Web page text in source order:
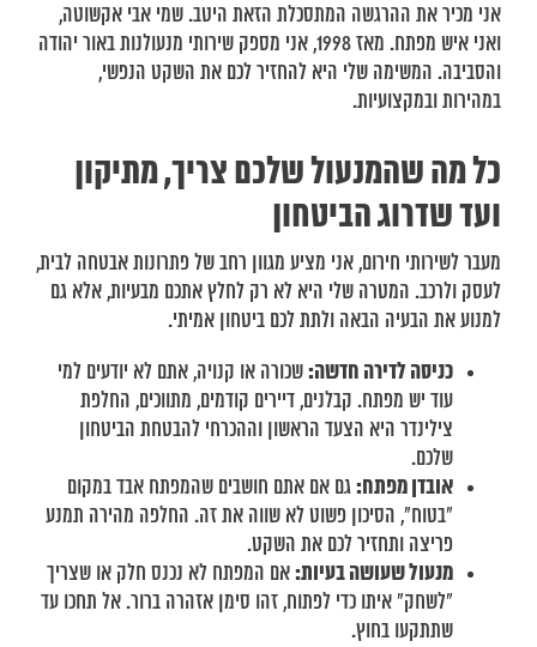
אני מכיר את ההרגשה המתסכלת הזאת היטב. שמי אבי אקשוטה,
ואני איש מפתח. מאז 1998, אני מספק שירותי מנעולנות באור יהודה
והסביבה. המשימה שלי היא להחזיר לכם את השקט הנפשי,
במהירות ובמקצועיות.
כל מה שהמנעול שלכם צריך, מתיקון
ועד שדרוג הביטחון
מעבר לשירותי חירום, אני מציע מגוון רחב של פתרונות אבטחה לבית,
לעסק ולרכב. המטרה שלי היא לא רק לחלץ אתכם מבעיות, אלא גם
למנוע את הבעיה הבאה ולתת לכם ביטחון אמיתי.
כניסה לדירה חדשה:שכורה או קנויה, אתם לא יודעים למי
עוד יש מפתח. קבלנים, דיירים קודמים, מתווכים, החלפת
צילינדר היא הצעד הראשון וההכרחי להבטחת הביטחון
שלכם.
אובדן מפתח:גם אם אתם חושבים שהמפתח אבד במקום
"בטוח", הסיכון פשוט לא שווה את זה. החלפה מהירה תמנע
פריצה ותחזיר לכם את השקט.
מנעול שעושה בעיות:אם המפתח לא נכנס חלק או שצריך
"לשחק" איתו כדי לפתוח, זהו סימן אזהרה ברור. אל תחכו עד
שתתקעו בחוץ.